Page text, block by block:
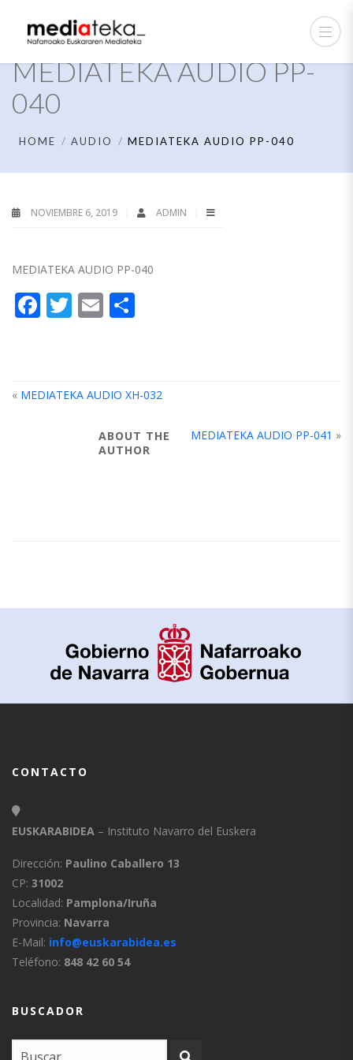
MEDIATEKA AUDIO PP-
040
HOME AUDIO MEDIATEKA AUDIO PP-040
NOVIEMBRE 6, 2019 ADMIN
MEDIATEKA AUDIO PP-040
Facebook
Twitter
Email
« MEDIATEKA AUDIO XH-032
MEDIATEKA AUDIO PP-041 »
ABOUT THE
AUTHOR
CONTACTO
EUSKARABIDEA – Instituto Navarro del Euskera
Dirección: Paulino Caballero 13
CP: 31002
Localidad: Pamplona/Iruña
Provincia: Navarra
E-Mail: info@euskarabidea.es
Teléfono: 848 42 60 54
BUSCADOR